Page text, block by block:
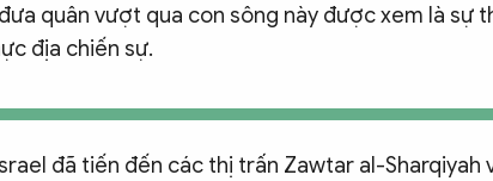
quân vượt qua con sông này được xem là sự
địa chiến sự.
đã tiến đến các thị trấn Zawtar al-Sharqiyah